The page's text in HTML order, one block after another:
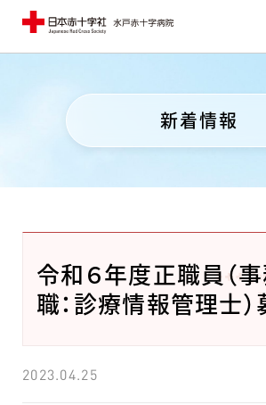
新着情報
令和６年度正職員（
職：診療情報管理士）
2023.04.25